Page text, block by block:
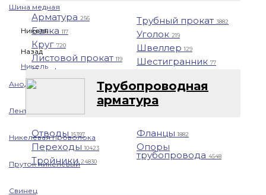
Шина медная
Никель
Назад
Никель
Анод никелевый
Лента никелевая
Никелевая проволока
Пруток никелевый
Свинец
Арматура 256
Балка117
Круг 720
Листовой прокат119
Профнастил
Трубный прокат 3882
Уголок 219
Швеллер129
Шестигранник 77
Трубопроводная
арматура
Отводы15397
Переходы10423
Тройники 24830
Фланцы1882
Опоры
трубопровода 4548